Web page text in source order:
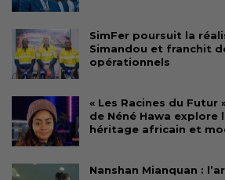
SimFer poursuit la
Simandou et franchit
opérationnels
« Les Racines du Futur
de Néné Hawa explore
héritage africain et
Nanshan Mianquan :